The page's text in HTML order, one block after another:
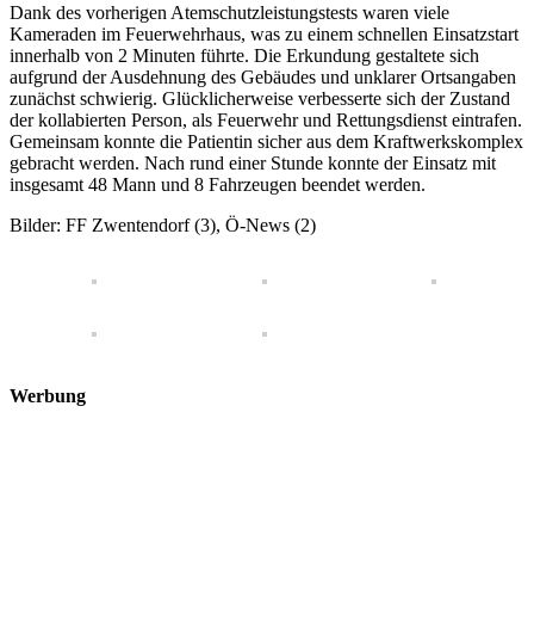
Dank des vorherigen Atemschutzleistungstests waren viele
Kameraden im Feuerwehrhaus, was zu einem schnellen Einsatzstart
innerhalb von 2 Minuten führte. Die Erkundung gestaltete sich
aufgrund der Ausdehnung des Gebäudes und unklarer Ortsangaben
zunächst schwierig. Glücklicherweise verbesserte sich der Zustand
der kollabierten Person, als Feuerwehr und Rettungsdienst eintrafen.
Gemeinsam konnte die Patientin sicher aus dem Kraftwerkskomplex
gebracht werden. Nach rund einer Stunde konnte der Einsatz mit
insgesamt 48 Mann und 8 Fahrzeugen beendet werden.
Bilder: FF Zwentendorf (3), Ö-News (2)
Werbung